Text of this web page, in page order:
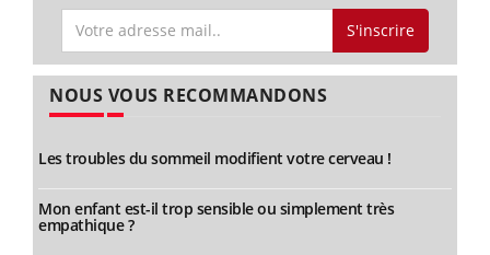
S'inscrire
NOUS VOUS RECOMMANDONS
Les troubles du sommeil modifient votre cerveau !
Mon enfant est-il trop sensible ou simplement très
empathique ?